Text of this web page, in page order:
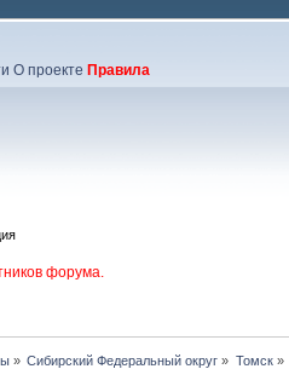
О проекте Правила
форума.
» Сибирский Федеральный округ » Томск»